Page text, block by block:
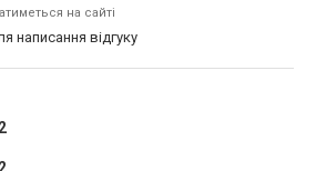
на сайті
написання відгуку